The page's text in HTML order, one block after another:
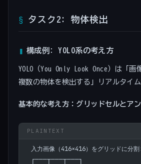
タスク2: 物体検出
構成例: YOLO系の考え方
YOLO（You Only Look Once）は「画
複数の物体を検出する」リアルタイム
基本的な考え方：グリッドセルとア
入力画像（416×416）をグリッドに分
┌───┬───┬───┐